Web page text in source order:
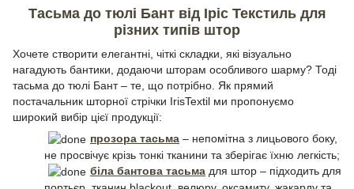
Тасьма до тюлі Бант від Іріс Текстиль для
різних типів штор
Хочете створити елегантні, чіткі складки, які візуально
нагадують бантики, додаючи шторам особливого шарму? Тоді
тасьма до тюлі Бант – те, що потрібно. Як прямий
постачальник шторної стрічки IrisTextil ми пропонуємо
широкий вибір цієї продукції:
прозора тасьма – непомітна з лицьового боку,
не просвічує крізь тонкі тканини та зберігає їхню легкість;
біла бантова тасьма для штор – підходить для